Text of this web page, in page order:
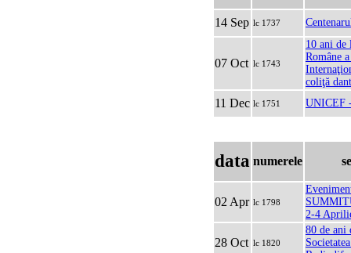
14 Sep lc 1737
07 Oct lc 1743
10 ani de
Române
coliţă
11 Dec lc 1751 UNICEF
data numerele
02 Apr lc 1798
2-4
28 Oct lc 1820
80 de ani